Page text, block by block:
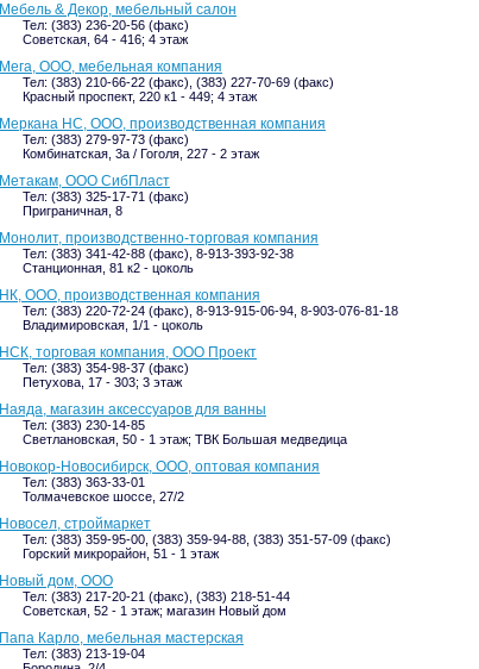
Мебель & Декор, мебельный салон
Тел: (383) 236-20-56 (факс)
Советская, 64 - 416; 4 этаж
Мега, ООО, мебельная компания
Тел: (383) 210-66-22 (факс), (383) 227-70-69 (факс)
Красный проспект, 220 к1 - 449; 4 этаж
Меркана НС, ООО, производственная компания
Тел: (383) 279-97-73 (факс)
Комбинатская, 3а / Гоголя, 227 - 2 этаж
Метакам, ООО СибПласт
Тел: (383) 325-17-71 (факс)
Приграничная, 8
Монолит, производственно-торговая компания
Тел: (383) 341-42-88 (факс), 8-913-393-92-38
Станционная, 81 к2 - цоколь
НК, ООО, производственная компания
Тел: (383) 220-72-24 (факс), 8-913-915-06-94, 8-903-076-81-18
Владимировская, 1/1 - цоколь
НСК, торговая компания, ООО Проект
Тел: (383) 354-98-37 (факс)
Петухова, 17 - 303; 3 этаж
Наяда, магазин аксессуаров для ванны
Тел: (383) 230-14-85
Светлановская, 50 - 1 этаж; ТВК Большая медведица
Новокор-Новосибирск, ООО, оптовая компания
Тел: (383) 363-33-01
Толмачевское шоссе, 27/2
Новосел, строймаркет
Тел: (383) 359-95-00, (383) 359-94-88, (383) 351-57-09 (факс)
Горский микрорайон, 51 - 1 этаж
Новый дом, ООО
Тел: (383) 217-20-21 (факс), (383) 218-51-44
Советская, 52 - 1 этаж; магазин Новый дом
Папа Карло, мебельная мастерская
Тел: (383) 213-19-04